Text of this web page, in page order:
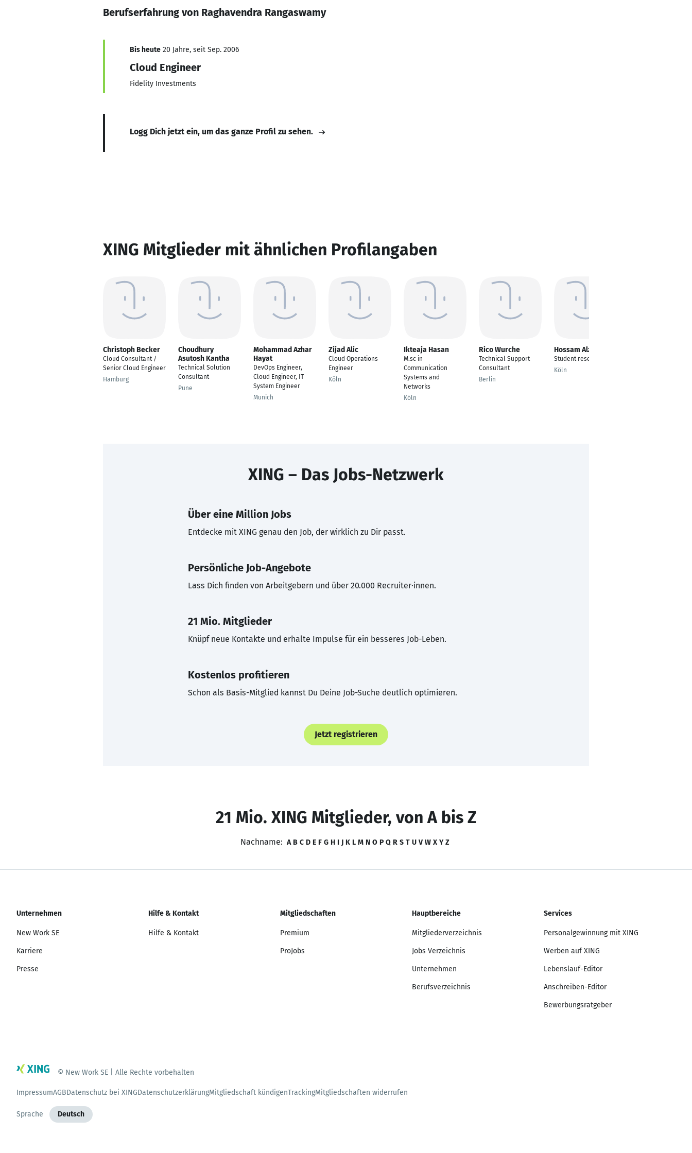
Berufserfahrung von Raghavendra Rangaswamy
Bis heute 20 Jahre, seit Sep. 2006
Cloud Engineer
Fidelity Investments
Logg Dich jetzt ein, um das ganze Profil zu sehen.
XING Mitglieder mit ähnlichen Profilangaben
Christoph Becker
Cloud Consultant /
Senior Cloud Engineer
Hamburg
Choudhury
Asutosh Kantha
Technical Solution
Consultant
Pune
Mohammad Azhar
Hayat
DevOps Engineer,
Cloud Engineer, IT
System Engineer
Munich
Zijad Alic
Cloud Operations
Engineer
Köln
Ikteaja Hasan
M.sc in
Communication
Systems and
Networks
Köln
Rico Wurche
Technical Support
Consultant
Berlin
Hossam Alzamly
Student researcher
Köln
XING – Das Jobs-Netzwerk
Über eine Million Jobs
Entdecke mit XING genau den Job, der wirklich zu Dir passt.
Persönliche Job-Angebote
Lass Dich finden von Arbeitgebern und über 20.000 Recruiter·innen.
21 Mio. Mitglieder
Knüpf neue Kontakte und erhalte Impulse für ein besseres Job-Leben.
Kostenlos profitieren
Schon als Basis-Mitglied kannst Du Deine Job-Suche deutlich optimieren.
Jetzt registrieren
21 Mio. XING Mitglieder, von A bis Z
Nachname: A B C D E F G H I J K L M N O P Q R S T U V W X Y Z
Unternehmen
New Work SE
Karriere
Presse
Hilfe & Kontakt
Hilfe & Kontakt
Mitgliedschaften
Premium
ProJobs
Hauptbereiche
Mitgliederverzeichnis
Jobs Verzeichnis
Unternehmen
Berufsverzeichnis
Services
Personalgewinnung mit XING
Werben auf XING
Lebenslauf-Editor
Anschreiben-Editor
Bewerbungsratgeber
© New Work SE | Alle Rechte vorbehalten
ImpressumAGBDatenschutz bei XINGDatenschutzerklärungMitgliedschaft kündigenTrackingMitgliedschaften widerrufen
Sprache Deutsch